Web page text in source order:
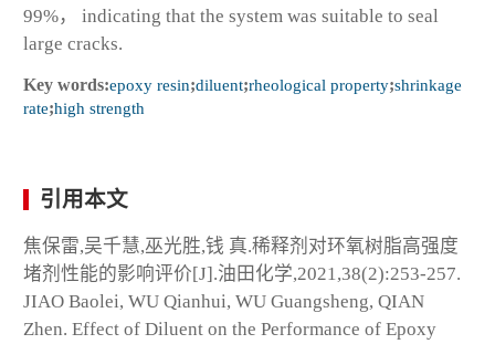
99%， indicating that the system was suitable to seal
large cracks.
Key words:epoxy resin;diluent;rheological property;shrinkage
rate;high strength
引用本文
焦保雷,吴千慧,巫光胜,钱 真.稀释剂对环氧树脂高强度
堵剂性能的影响评价[J].油田化学,2021,38(2):253-257.
JIAO Baolei, WU Qianhui, WU Guangsheng, QIAN
Zhen. Effect of Diluent on the Performance of Epoxy